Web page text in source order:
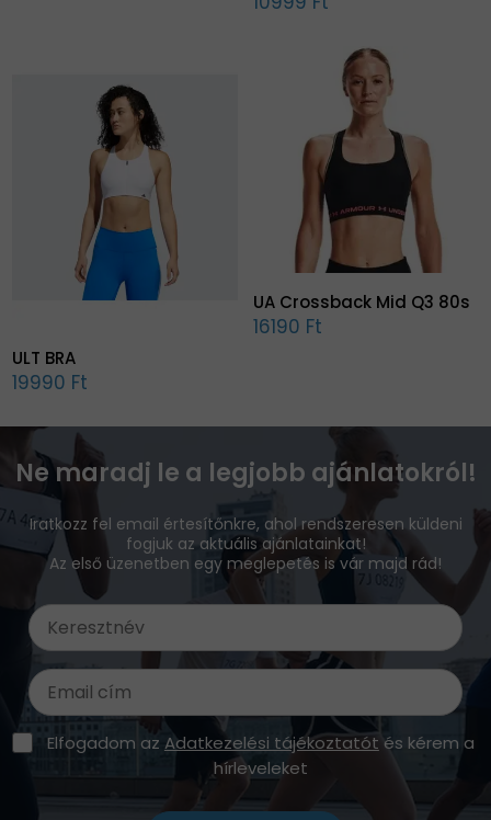
ULT BRA
19990 Ft
UA Crossback Mid Q3 80s
16190 Ft
Ne maradj le a legjobb ajánlatokról!
Iratkozz fel email értesítőnkre, ahol rendszeresen küldeni
fogjuk az aktuális ajánlatainkat!
Az első üzenetben egy meglepetés is vár majd rád!
Elfogadom az Adatkezelési tájékoztatót és kérem a
hírleveleket